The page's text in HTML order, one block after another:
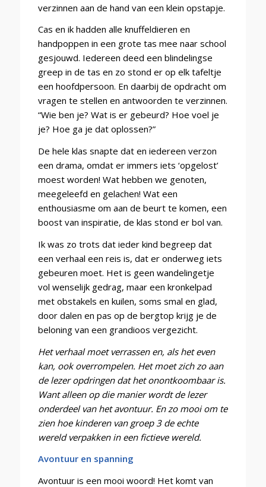
verzinnen aan de hand van een klein opstapje.
Cas en ik hadden alle knuffeldieren en
handpoppen in een grote tas mee naar school
gesjouwd. Iedereen deed een blindelingse
greep in de tas en zo stond er op elk tafeltje
een hoofdpersoon. En daarbij de opdracht om
vragen te stellen en antwoorden te verzinnen.
“Wie ben je? Wat is er gebeurd? Hoe voel je
je? Hoe ga je dat oplossen?”
De hele klas snapte dat en iedereen verzon
een drama, omdat er immers iets ‘opgelost’
moest worden! Wat hebben we genoten,
meegeleefd en gelachen! Wat een
enthousiasme om aan de beurt te komen, een
boost van inspiratie, de klas stond er bol van.
Ik was zo trots dat ieder kind begreep dat
een verhaal een reis is, dat er onderweg iets
gebeuren moet. Het is geen wandelingetje
vol wenselijk gedrag, maar een kronkelpad
met obstakels en kuilen, soms smal en glad,
door dalen en pas op de bergtop krijg je de
beloning van een grandioos vergezicht.
Het verhaal moet verrassen en, als het even
kan, ook overrompelen. Het moet zich zo aan
de lezer opdringen dat het onontkoombaar is.
Want alleen op die manier wordt de lezer
onderdeel van het avontuur. En zo mooi om te
zien hoe kinderen van groep 3 de echte
wereld verpakken in een fictieve wereld.
Avontuur en spanning
Avontuur is een mooi woord! Het komt van